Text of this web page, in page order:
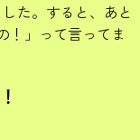
た。すると、あと
！」って言ってま